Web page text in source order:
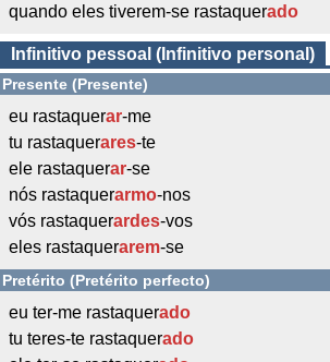
quando eles tiverem-se rastaquerado
Infinitivo pessoal (Infinitivo personal)
Presente (Presente)
eu rastaquerar-me
tu rastaquerares-te
ele rastaquerar-se
nós rastaquerarmo-nos
vós rastaquerardes-vos
eles rastaquerarem-se
Pretérito (Pretérito perfecto)
eu ter-me rastaquerado
tu teres-te rastaquerado